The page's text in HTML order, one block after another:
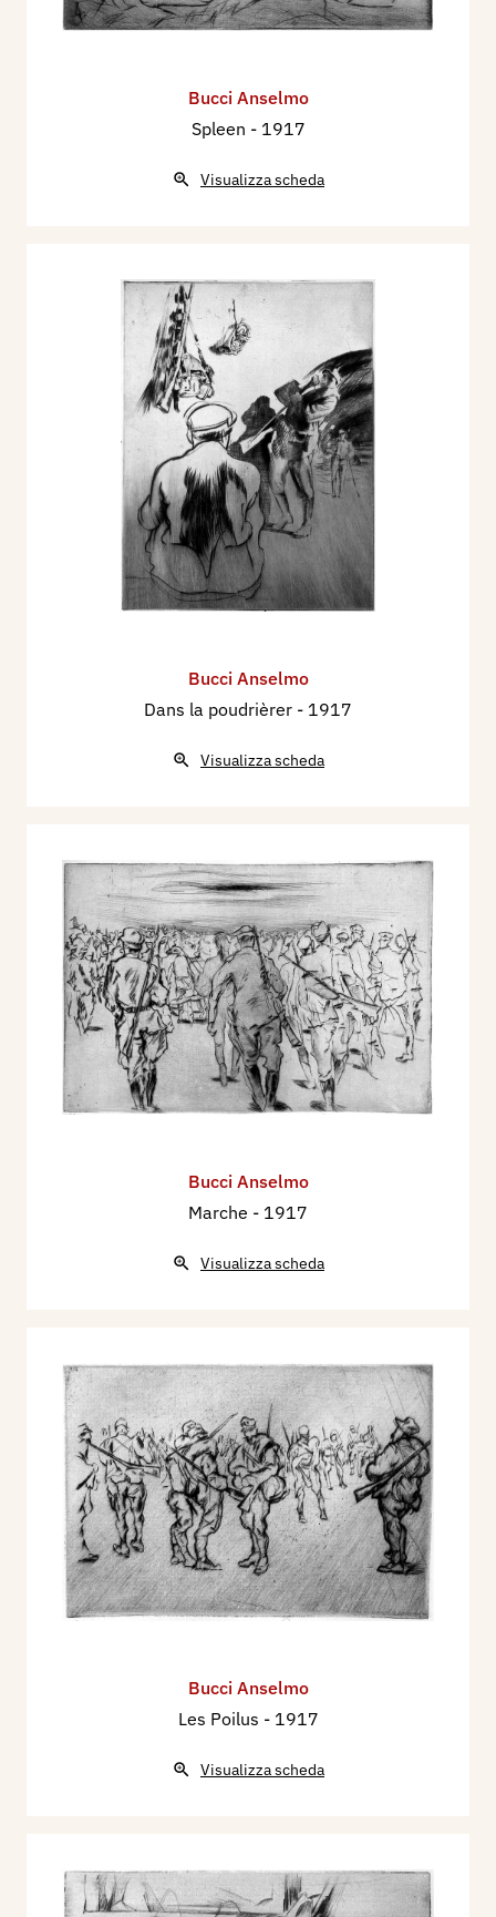
Bucci Anselmo
Spleen - 1917
Visualizza scheda
Bucci Anselmo
Dans la poudrièrer - 1917
Visualizza scheda
Bucci Anselmo
Marche - 1917
Visualizza scheda
Bucci Anselmo
Les Poilus - 1917
Visualizza scheda